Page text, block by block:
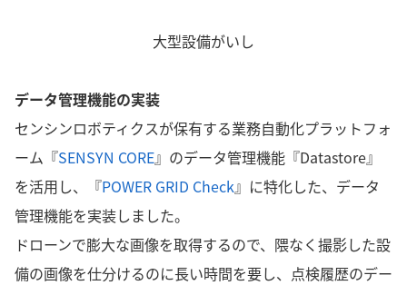
大型設備がいし
データ管理機能の実装
センシンロボティクスが保有する業務自動化プラットフォ
ーム『SENSYN CORE』のデータ管理機能『Datastore』
を活用し、『POWER GRID Check』に特化した、データ
管理機能を実装しました。
ドローンで膨大な画像を取得するので、隈なく撮影した設
備の画像を仕分けるのに長い時間を要し、点検履歴のデー